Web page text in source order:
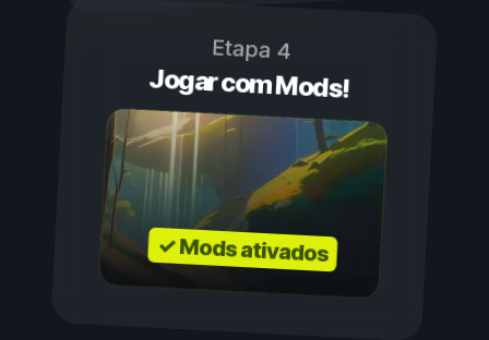
Etapa 4
Jogar com Mods!
✓ Mods ativados